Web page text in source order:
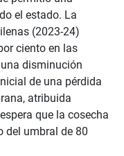
el estado. La
(2023-24)
ciento en las
disminución
de una pérdida
atribuida
que la cosecha
del umbral de 80